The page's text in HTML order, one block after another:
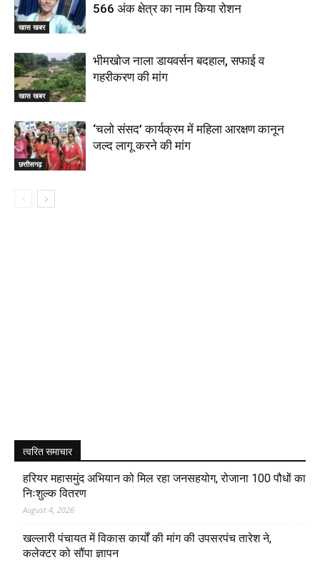
खास खबर
566 अंक क्षेत्र का नाम किया रोशन
खास खबर
भीमखोज नाला डायवर्सन बदहाल, सफाई व
गहरीकरण की मांग
छत्तीसगढ़
‘चलो संसद’ कार्यक्रम में महिला आरक्षण कानून
जल्द लागू करने की मांग
त्वरित समाचार
हरियर महासमुंद अभियान को मिल रहा जनसहयोग, रोजाना 100 पौधों का
निःशुल्क वितरण
August 4, 2026
खल्लारी पंचायत में विकास कार्यों की मांग की उपसरपंच तारेश ने,
कलेक्टर को सौंपा ज्ञापन